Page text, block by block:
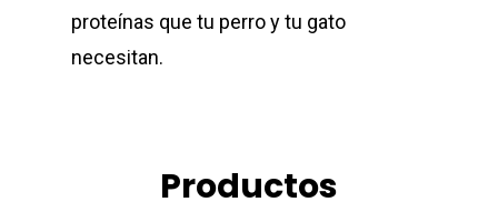
proteínas que tu perro y tu gato
necesitan.
Productos